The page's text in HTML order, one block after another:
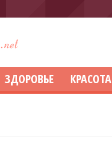
ЗДОРОВЬЕ КРАСОТА